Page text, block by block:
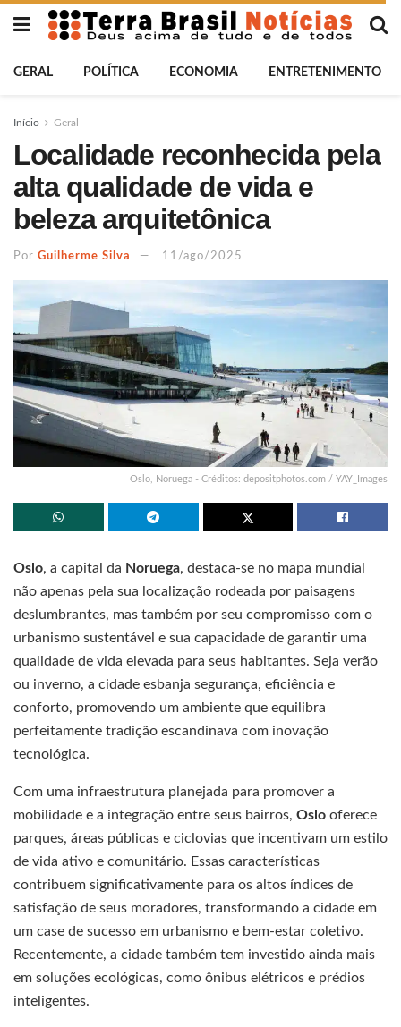
GERAL POLÍTICA ECONOMIA ENTRETENIMENTO
Início Geral
Localidade reconhecida pela
alta qualidade de vida e
beleza arquitetônica
Por Guilherme Silva 11/ago/2025
Oslo, Noruega - Créditos: depositphotos.com / YAY_Images
Oslo, a capital da Noruega, destaca-se no mapa mundial
não apenas pela sua localização rodeada por paisagens
deslumbrantes, mas também por seu compromisso com o
urbanismo sustentável e sua capacidade de garantir uma
qualidade de vida elevada para seus habitantes. Seja verão
ou inverno, a cidade esbanja segurança, eficiência e
conforto, promovendo um ambiente que equilibra
perfeitamente tradição escandinava com inovação
tecnológica.
Com uma infraestrutura planejada para promover a
mobilidade e a integração entre seus bairros, Oslo oferece
parques, áreas públicas e ciclovias que incentivam um estilo
de vida ativo e comunitário. Essas características
contribuem significativamente para os altos índices de
satisfação de seus moradores, transformando a cidade em
um case de sucesso em urbanismo e bem-estar coletivo.
Recentemente, a cidade também tem investido ainda mais
em soluções ecológicas, como ônibus elétricos e prédios
inteligentes.